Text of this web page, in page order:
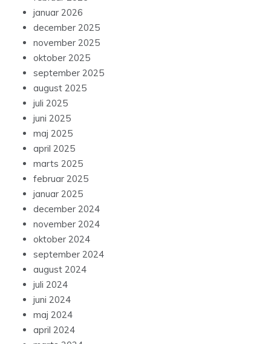
januar 2026
december 2025
november 2025
oktober 2025
september 2025
august 2025
juli 2025
juni 2025
maj 2025
april 2025
marts 2025
februar 2025
januar 2025
december 2024
november 2024
oktober 2024
september 2024
august 2024
juli 2024
juni 2024
maj 2024
april 2024